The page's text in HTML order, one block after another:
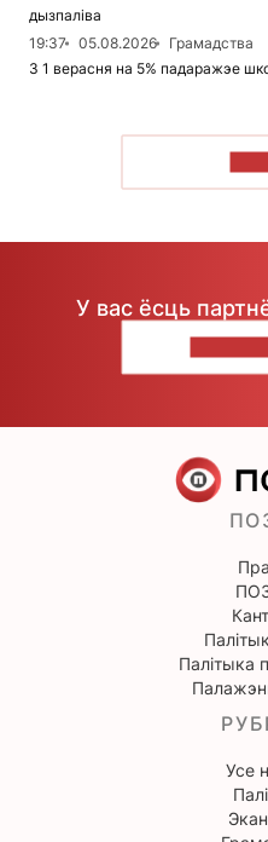
дызпаліва
19:37
05.08.2026
Грамадства
З 1 верасня на 5% падаражэе
У вас ёсць
Палітыка
Усе